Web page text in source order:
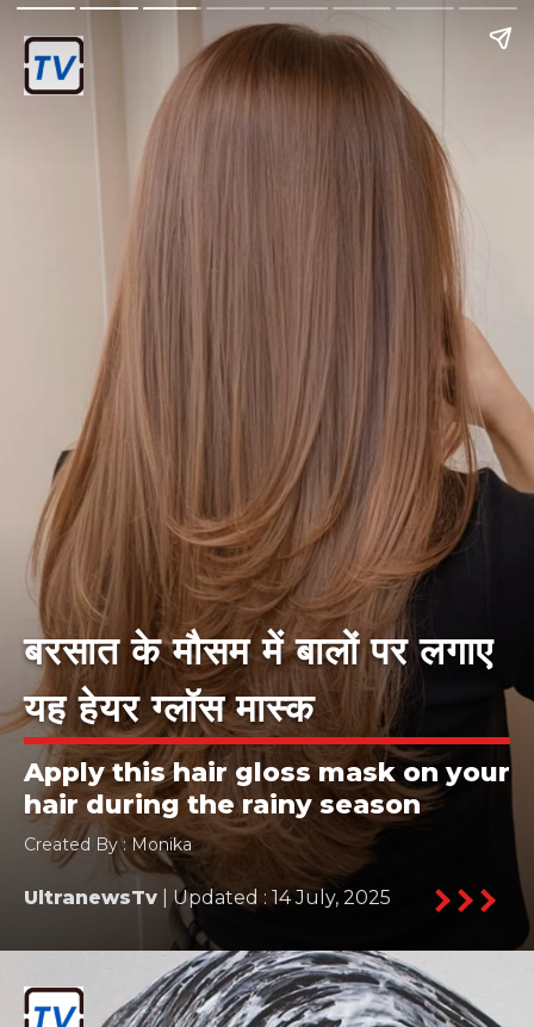
बरसात के मौसम में बालों पर लगाए
यह हेयर ग्लॉस मास्क
Apply this hair gloss mask on your
hair during the rainy season
Created By : Monika
UltranewsTv | Updated : 14 July, 2025